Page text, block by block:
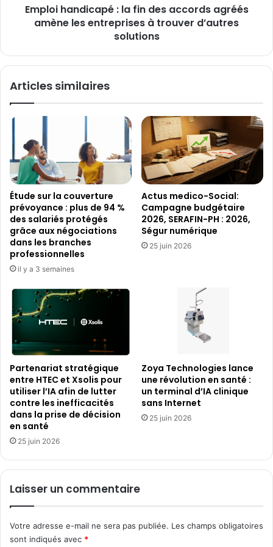
entreprises
d’autres
Emploi handicapé : la fin des accords agréés
amène les entreprises à trouver d’autres
solutions
Articles similaires
Étude sur la couverture
prévoyance : plus de 94 %
des salariés protégés
grâce aux négociations
dans les branches
professionnelles
il y a 3 semaines
Actus medico-Social:
Campagne budgétaire
2026, SERAFIN-PH : 2026,
Ségur numérique
25 juin 2026
Partenariat stratégique
entre HTEC et Xsolis pour
utiliser l’IA afin de lutter
contre les inefficacités
dans la prise de décision
en santé
25 juin 2026
Zoya Technologies lance
une révolution en santé :
un terminal d’IA clinique
sans Internet
25 juin 2026
Laisser un commentaire
Votre adresse e-mail ne sera pas publiée. Les champs obligatoires
sont indiqués avec *